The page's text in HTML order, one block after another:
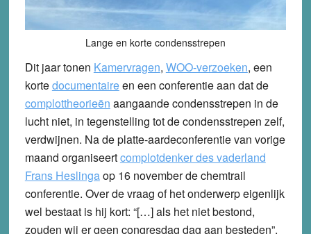
Lange en korte condensstrepen
Dit jaar tonen Kamervragen, WOO-verzoeken, een
kortedocumentaireen een conferentie aan dat de
complottheorieën aangaande condensstrepen in de
lucht niet, in tegenstelling tot de condensstrepen zelf,
verdwijnen. Na de platte-aardeconferentie van vorige
maand organiseertcomplotdenker des vaderland
Frans Heslingaop 16 november de chemtrail
conferentie. Over de vraag of het onderwerp eigenlijk
wel bestaat is hij kort: “[…] als het niet bestond,
zouden wij er geen congresdag dag aan besteden”.